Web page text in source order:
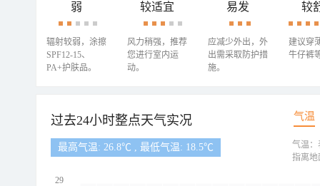
弱
辐射较弱，涂擦
SPF12-15、
PA+护肤品。
较适宜
风力稍强，推荐
您进行室内运
动。
易发
应减少外出，外
出需采取防护措
施。
较
建议穿
牛仔裤
过去24小时整点天气实况 气温
最高气温: 26.8℃ , 最低气温: 18.5℃
29
气温：
指离地